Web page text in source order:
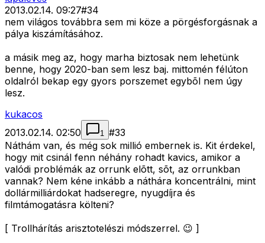
2013.02.14. 09:27#34
nem világos továbbra sem mi köze a pörgésforgásnak a
pálya kiszámításához.
a másik meg az, hogy marha biztosak nem lehetünk
benne, hogy 2020-ban sem lesz baj. mittomén félúton
oldalról bekap egy gyors porszemet egybõl nem úgy
lesz.
kukacos
2013.02.14. 02:50
1 #33
Náthám van, és még sok millió embernek is. Kit érdekel,
hogy mit csinál fenn néhány rohadt kavics, amikor a
valódi problémák az orrunk elõtt, sõt, az orrunkban
vannak? Nem kéne inkább a náthára koncentrálni, mint
dollármilliárdokat hadseregre, nyugdíjra és
filmtámogatásra költeni?
[ Trollhárítás arisztotelészi módszerrel. 😉 ]